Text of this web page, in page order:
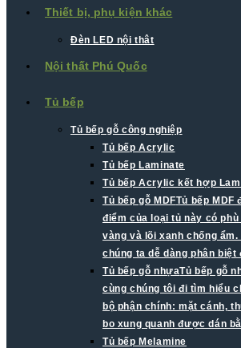
Thiết bị, phụ kiện khác
Đèn LED nội thât
Nội thất Phú Quốc
Tủ bếp
Tủ bếp gỗ công nghiệp
Tủ bếp Acrylic
Tủ bếp Laminate
Tủ bếp Acrylic kết hợp
Tủ bếp gỗ MDFTủ bếp
điểm của loại tủ này có
vàng và lõi xanh chống
chúng ta dễ dàng phân
Tủ bếp gỗ nhựaTủ bếp gỗ
cùng chúng tôi đi tìm hiểu
bộ phận chính: mặt cánh,
bo xung quanh được dán
Tủ bếp Melamine